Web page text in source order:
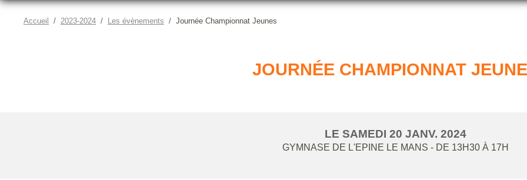
Accueil 2023-2024 Les évènements Journée Championnat Jeunes
JOURNÉE CHAMPIONNAT
LE SAMEDI 20 JANV. 2024
GYMNASE DE L'EPINE LE MANS - DE 13H30 À 17H